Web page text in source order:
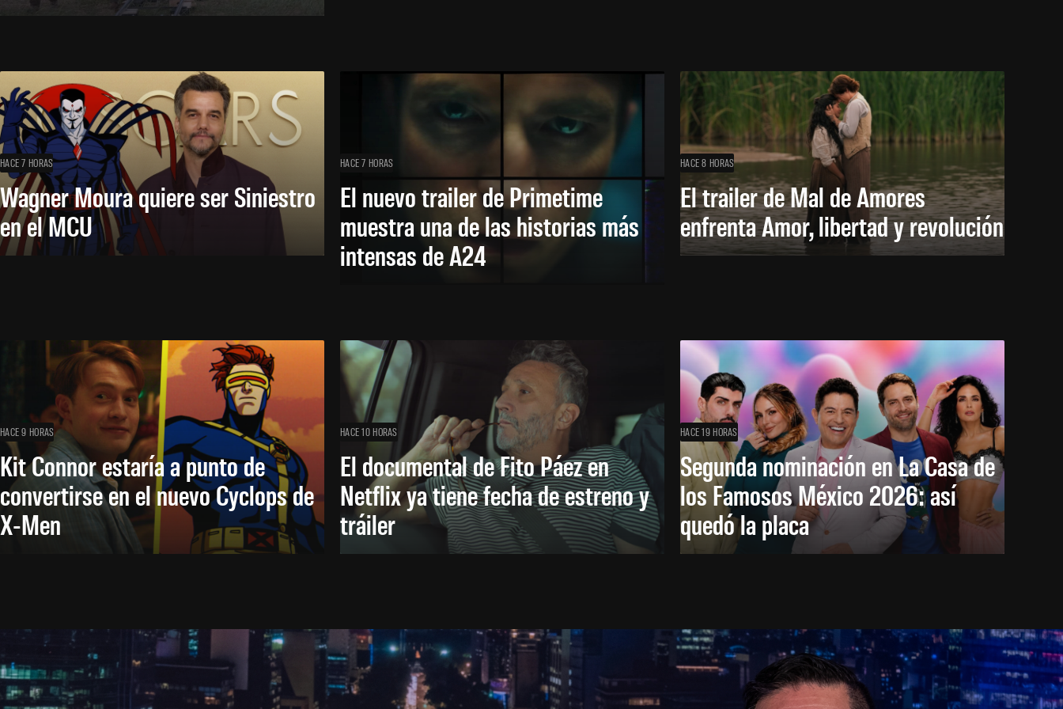
HACE 7 HORAS
Wagner Moura quiere ser Siniestro
en el MCU
HACE 7 HORAS
El nuevo trailer de Primetime
muestra una de las historias más
intensas de A24
HACE 8 HORAS
El trailer de Mal de Amores
enfrenta Amor, libertad y revolución
HACE 9 HORAS
Kit Connor estaría a punto de
convertirse en el nuevo Cyclops de
X-Men
HACE 10 HORAS
El documental de Fito Páez en
Netflix ya tiene fecha de estreno y
tráiler
HACE 19 HORAS
Segunda nominación en La Casa de
los Famosos México 2026: así
quedó la placa